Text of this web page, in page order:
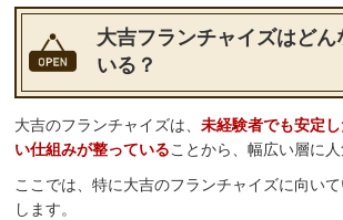
大吉フランチャイズはどん
いる？
大吉のフランチャイズは、未経験者でも安定
い仕組みが整っていることから、幅広い層に人
ここでは、特に大吉のフランチャイズに向い
します。